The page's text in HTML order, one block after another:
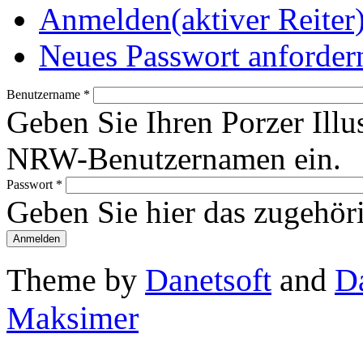
Anmelden(aktiver
Neues Passwort
Benutzername *
Geben Sie Ihren Porzer
NRW-Benutzernamen ein.
Passwort *
Geben Sie hier das
Theme by Danetsoft and
Maksimer